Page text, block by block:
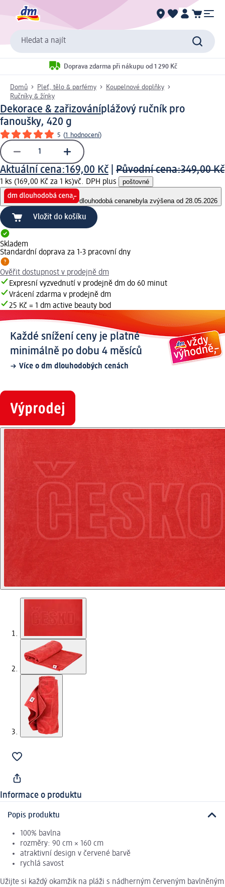
Hledat a najít
Doprava zdarma při nákupu od 1 290 Kč
Domů Pleť, tělo & parfémy
Koupelnové doplňky
Ručníky & žínky
Dekorace & zařizováníplážový ručník pro
fanoušky, 420 g
5 (1 hodnocení)
Aktuální cena:169,00 Kč Původní cena:349,00 Kč
1 ks (169,00 Kč za 1 ks)vč. DPH plus poštovné
dlouhodobá cenanebyla zvýšena od 28.05.2026
Vložit do košíku
Skladem
Standardní doprava za 1-3 pracovní dny
Ověřit dostupnost v prodejně dm
Expresní vyzvednutí v prodejně dm do 60 minut
Vrácení zdarma v prodejně dm
25 Kč = 1 dm active beauty bod
Každé snížení ceny je platné
minimálně po dobu 4 měsíců
Více o dm dlouhodobých cenách
Informace o produktu
Popis produktu
100% bavlna
rozměry: 90 cm × 160 cm
atraktivní design v červené barvě
rychlá savost
Užijte si každý okamžik na pláži s nádherným červeným bavlněným